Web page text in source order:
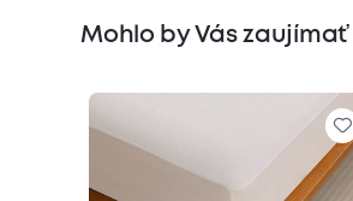
Mohlo by Vás zaujímať